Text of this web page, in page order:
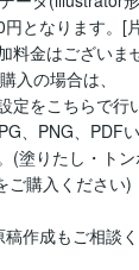
となります。[
料金はございま
入の場合は、
をこちらで行
、PNG、PDF
(塗りたし・ト
ご購入ください)
作成もご相談く